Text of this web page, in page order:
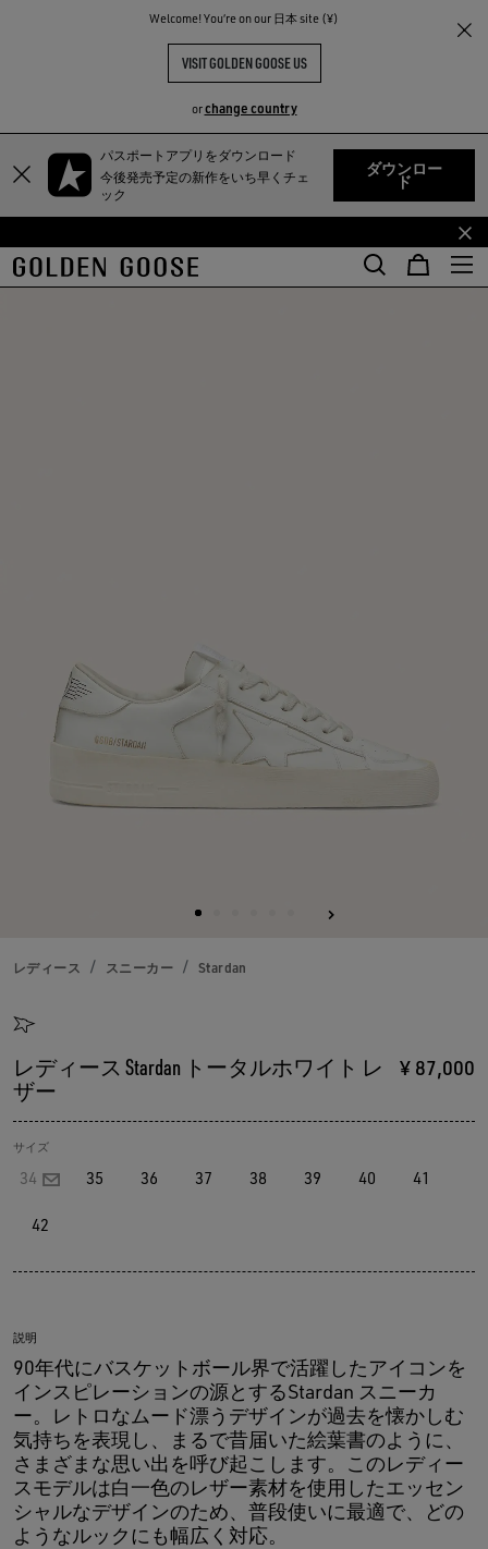
Welcome! You‘re on our 日本 site (¥)
VISIT GOLDEN GOOSE US
orchange country
メ
イ
ン
コ
ン
テ
フ
ッ
タ
ー
コ
ン
パスポートアプリをダウンロード
今後発売予定の新作をいち早くチェ
ック
ダウンロー
ド
レディース スニーカー Stardan
レディース Stardan トータルホワイト レ
ザー
¥ 87,000
サイズ
34 35 36 37 38 39 40 41
42
説明
90年代にバスケットボール界で活躍したアイコンを
インスピレーションの源とするStardan スニーカ
ー。レトロなムード漂うデザインが過去を懐かしむ
気持ちを表現し、まるで昔届いた絵葉書のように、
さまざまな思い出を呼び起こします。このレディー
スモデルは白一色のレザー素材を使用したエッセン
シャルなデザインのため、普段使いに最適で、どの
ようなルックにも幅広く対応。